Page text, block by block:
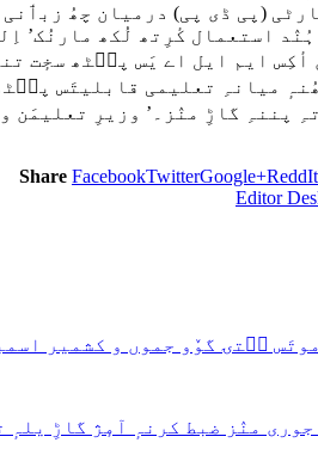
(پی ڈی پی) درمیان چھُ
استعمال کٔرِتھ لُکھ مارنُک’
أکِس ایم ایل اے یَس پٮ۪ٹھ سخٕت
میانہِ تعلیمی قابلیتَس
پننہِ گاڑِ منٛز۔’ وزیرِ تعلیمَن
Share FacebookTwitterGoogle+ReddIt
Editor
سۭتۍ گوٚو جموں و کشمیر
منٛز ضبط کرنہٕ آمٕژ گاڑِ